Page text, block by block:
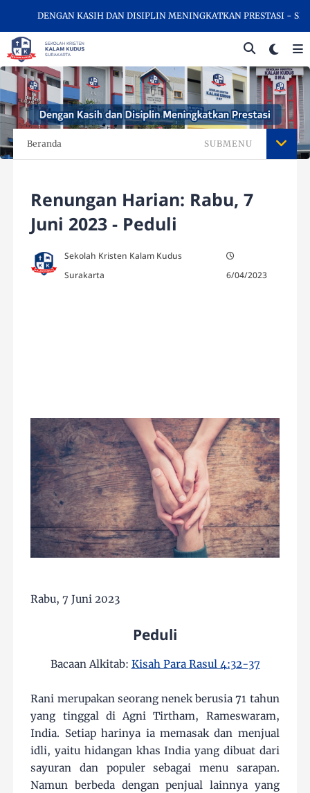
DENGAN KASIH DAN DISIPLIN MENINGKATKAN PRESTASI -
Beranda SUBMENU
Renungan Harian: Rabu, 7
Juni 2023 - Peduli
Sekolah Kristen Kalam Kudus
Surakarta
6/04/2023
Rabu, 7 Juni 2023
Peduli
Bacaan Alkitab: Kisah Para Rasul 4:32-37
Rani merupakan seorang nenek berusia 71 tahun
yang tinggal di Agni Tirtham, Rameswaram,
India. Setiap harinya ia memasak dan menjual
idli, yaitu hidangan khas India yang dibuat dari
sayuran dan populer sebagai menu sarapan.
Namun berbeda dengan penjual lainnya yang